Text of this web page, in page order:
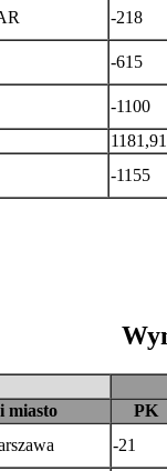
-218
-615
-1100
1181,91
-1155
miasto
PK
-21